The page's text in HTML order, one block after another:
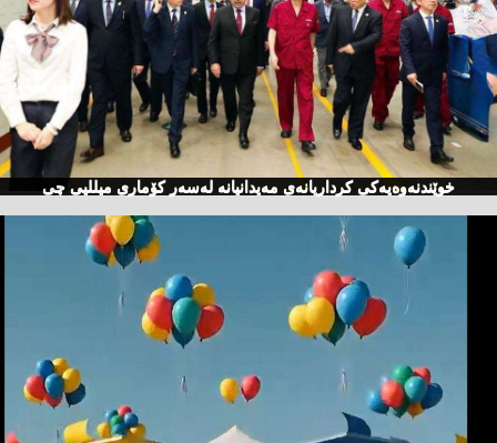
خوێندنەوەیەكی كرداریانەی مەیدانیانە لەسەر كۆماری میللیی چی